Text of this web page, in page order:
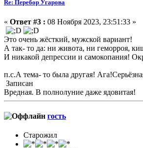
Re: Перебор Угарова
« Ответ #3 : 08 Ноября 2023, 23:51:33 »
Это очень жёсткий, мужской вариант!
А так- то да: ни живота, ни геморроя,
И никакой депрессии и самокопания!
п.с.А тема- то была другая!
Записан
Вредная. В полнолуние даже ядовитая!
гость
Старожил